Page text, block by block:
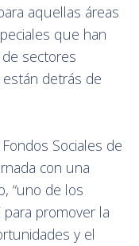
aquellas áreas
que han
sectores
detrás de
Sociales de
con una
“uno de los
promover la
y el